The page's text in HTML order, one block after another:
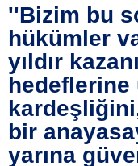
''Bizim bu
hükümler
yıldır
bir
yarına